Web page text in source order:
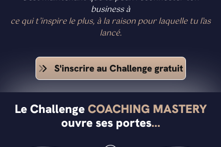
business à
ce qui t’inspire le plus, à la raison pour laquelle tu l’as
lancé.
S'inscrire au Challenge gratuit
Le ChallengeCOACHING MASTERY
ouvre ses portes...